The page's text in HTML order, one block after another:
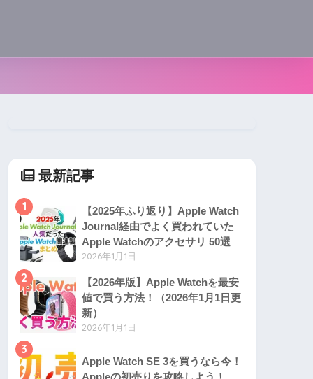
最新記事
1
【2025年ふり返り】Apple Watch
Journal経由でよく買われていた
Apple Watchのアクセサリ 50選
2026年1月1日
2
【2026年版】Apple Watchを最安
値で買う方法！（2026年1月1日更
新）
2026年1月1日
3
Apple Watch SE 3を買うなら今！